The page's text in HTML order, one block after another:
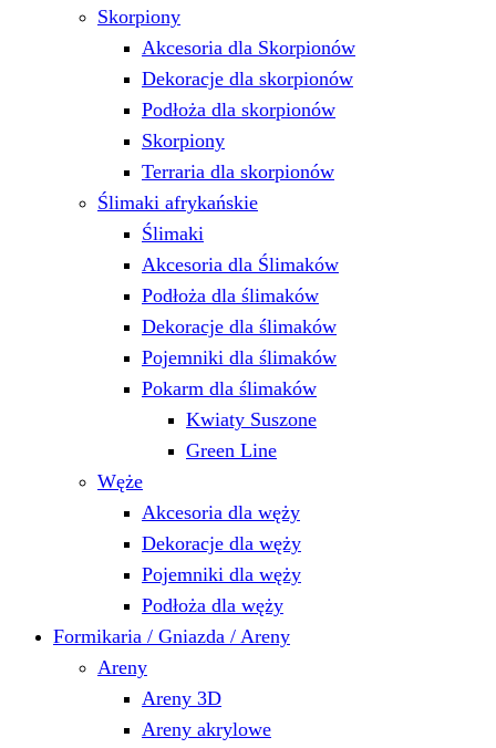
Skorpiony
Akcesoria dla Skorpionów
Dekoracje dla skorpionów
Podłoża dla skorpionów
Skorpiony
Terraria dla skorpionów
Ślimaki afrykańskie
Ślimaki
Akcesoria dla Ślimaków
Podłoża dla ślimaków
Dekoracje dla ślimaków
Pojemniki dla ślimaków
Pokarm dla ślimaków
Kwiaty Suszone
Green Line
Węże
Akcesoria dla węży
Dekoracje dla węży
Pojemniki dla węży
Podłoża dla węży
Formikaria / Gniazda / Areny
Areny
Areny 3D
Areny akrylowe